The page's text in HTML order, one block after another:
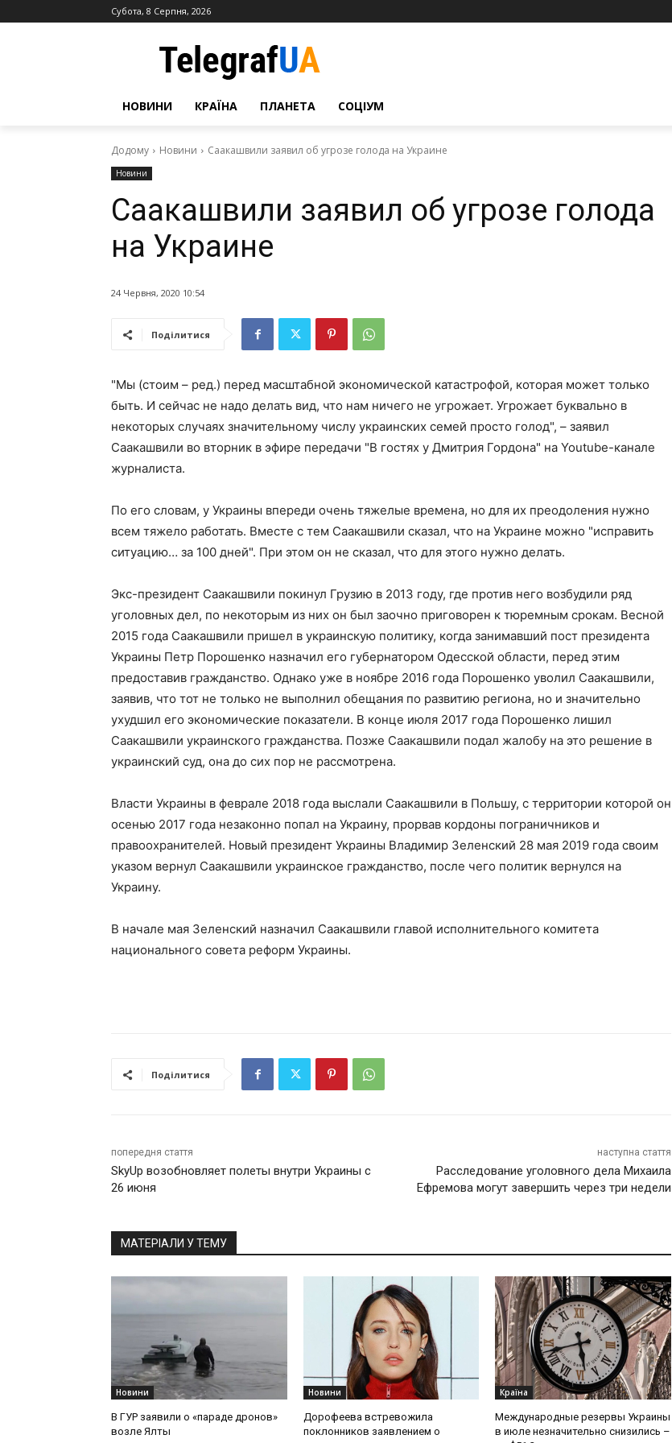
Субота, 8 Серпня, 2026
НОВИНИ КРАЇНА ПЛАНЕТА СОЦІУМ
Додому Новини Саакашвили заявил об угрозе голода на Украине
Новини
Саакашвили заявил об угрозе голода
на Украине
24 Червня, 2020 10:54
Поділитися
"Мы (стоим – ред.) перед масштабной экономической катастрофой, которая может только
быть. И сейчас не надо делать вид, что нам ничего не угрожает. Угрожает буквально в
некоторых случаях значительному числу украинских семей просто голод", – заявил
Саакашвили во вторник в эфире передачи "В гостях у Дмитрия Гордона" на Youtube-канале
журналиста.
По его словам, у Украины впереди очень тяжелые времена, но для их преодоления нужно
всем тяжело работать. Вместе с тем Саакашвили сказал, что на Украине можно "исправить
ситуацию… за 100 дней". При этом он не сказал, что для этого нужно делать.
Экс-президент Саакашвили покинул Грузию в 2013 году, где против него возбудили ряд
уголовных дел, по некоторым из них он был заочно приговорен к тюремным срокам. Весной
2015 года Саакашвили пришел в украинскую политику, когда занимавший пост президента
Украины Петр Порошенко назначил его губернатором Одесской области, перед этим
предоставив гражданство. Однако уже в ноябре 2016 года Порошенко уволил Саакашвили,
заявив, что тот не только не выполнил обещания по развитию региона, но и значительно
ухудшил его экономические показатели. В конце июля 2017 года Порошенко лишил
Саакашвили украинского гражданства. Позже Саакашвили подал жалобу на это решение в
украинский суд, она до сих пор не рассмотрена.
Власти Украины в феврале 2018 года выслали Саакашвили в Польшу, с территории которой он
осенью 2017 года незаконно попал на Украину, прорвав кордоны пограничников и
правоохранителей. Новый президент Украины Владимир Зеленский 28 мая 2019 года своим
указом вернул Саакашвили украинское гражданство, после чего политик вернулся на
Украину.
В начале мая Зеленский назначил Саакашвили главой исполнительного комитета
национального совета реформ Украины.
Поділитися
попередня стаття
SkyUp возобновляет полеты внутри Украины с
26 июня
наступна стаття
Расследование уголовного дела Михаила
Ефремова могут завершить через три недели
МАТЕРІАЛИ У ТЕМУ
Новини
В ГУР заявили о «параде дронов»
возле Ялты
Новини
Дорофеева встревожила
поклонников заявлением о
Країна
Международные резервы Украины
в июле незначительно снизились –